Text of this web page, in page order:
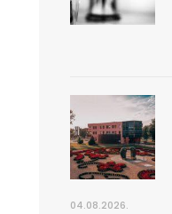
04.08.2026.